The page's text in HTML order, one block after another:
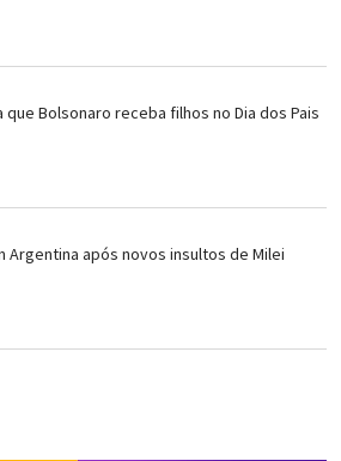
Bolsonaro receba filhos no Dia dos Pais
Argentina após novos insultos de Milei